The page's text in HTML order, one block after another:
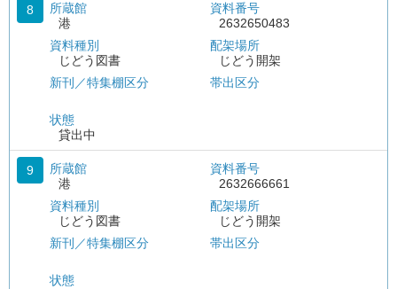
8
所蔵館
港
資料種別
じどう図書
新刊／特集棚区分
状態
貸出中
資料番号
2632650483
配架場所
じどう開架
帯出区分
9
所蔵館
港
資料種別
じどう図書
新刊／特集棚区分
状態
資料番号
2632666661
配架場所
じどう開架
帯出区分